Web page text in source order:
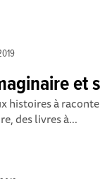
et
histoires à
des livres à...